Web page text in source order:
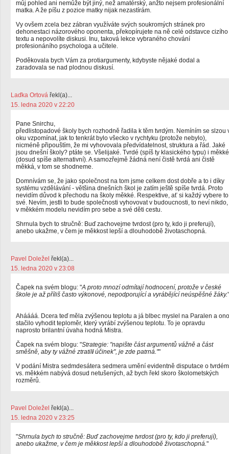
můj pohled ani nemůže být jiný, než amatérský, anžto nejsem profesionální
matka. A že píšu z pozice matky nijak nezastírám.
Vy ovšem zcela bez zábran využíváte svých soukromých stránek pro
dehonestaci názorového oponenta, překopírujete na ně celé odstavce cizího
textu a nepovolíte diskusi. Inu, taková lekce vybraného chování
profesionáního psychologa a učitele.
Poděkovala bych Vám za protiargumenty, kdybyste nějaké dodal a
zaradovala se nad plodnou diskusí.
Laďka Ortová řekl(a)...
15. ledna 2020 v 22:20
Pane Snirchu,
předlistopadové školy bych rozhodně řadila k těm tvrdým. Nemíním se slzou
oku vzpomínat, jak to tenkrát bylo všecko v rychtyku (protože nebylo),
nicméně připouštím, že mi vyhovovala předvídatelnost, struktura a řád. Jaké
jsou dnešní školy? ptáte se. Všelijaké. Tvrdé (spíš ty klasického typu) i měkké
(dosud spíše alternativní). A samozřejmě žádná není čistě tvrdá ani čistě
měkká, v tom se shodneme.
Domnívám se, že jako společnost na tom jsme celkem dost dobře a to i díky
systému vzdělávání - většina dnešních škol je zatím ještě spíše tvrdá. Proto
nevidím důvod k přechodu na školy měkké. Respektive, ať si každý vybere to
své. Nevím, jestli to bude společnosti vyhovovat v budoucnosti, to neví nikdo,
v měkkém modelu nevidím pro sebe a své děti cestu.
Shrnula bych to stručně: Buď zachovejme tvrdost (pro ty, kdo ji preferují),
anebo ukažme, v čem je měkkost lepší a dlouhodobě životaschopná.
Pavel Doležel řekl(a)...
15. ledna 2020 v 23:08
Čapek na svém blogu: "A proto mnozí odmítají hodnocení, protože v české
škole je až příliš často výkonové, nepodporující a vyrábějící neúspěšné žáky."
Aháááá. Dcera teď měla zvýšenou teplotu a já blbec myslel na Paralen a ono
stačilo vyhodit teploměr, který vyrábí zvýšenou teplotu. To je opravdu
naprosto brilantní úvaha hodná Mistra.
Čapek na svém blogu: "Strategie: "napište část argumentů vážně a část
směšně, aby ty vážné ztratiliúčinek", je zde patrná.""
V podání Mistra sedmdesátera sedmera umění evidentně disputace o tvrdém
vs. měkkém nabývá dosud netušených, až bych řekl skoro školometských
rozměrů.
Pavel Doležel řekl(a)...
15. ledna 2020 v 23:25
"Shrnula bych to stručně: Buď zachovejme tvrdost (pro ty, kdo ji preferují),
anebo ukažme, v čem je měkkost lepší a dlouhodobě životaschopná."